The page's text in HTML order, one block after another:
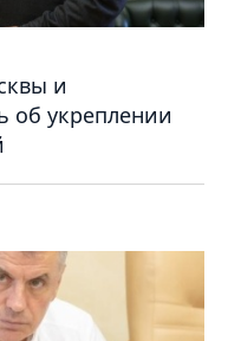
и
об укреплении